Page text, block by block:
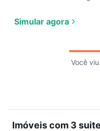
Simular agora
Você
Imóveis com 3